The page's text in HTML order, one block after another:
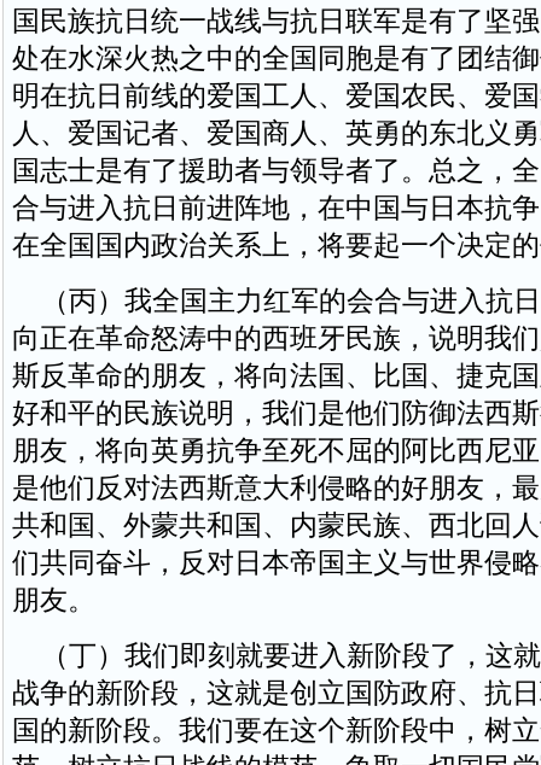
国民族抗日统一战线与抗日联军是有了坚
处在水深火热之中的全国同胞是有了团结
明在抗日前线的爱国工人、爱国农民、爱
人、爱国记者、爱国商人、英勇的东北义
国志士是有了援助者与领导者了。总之，
合与进入抗日前进阵地，在中国与日本抗
在全国国内政治关系上，将要起一个决定
（丙）我全国主力红军的会合与进入抗
向正在革命怒涛中的西班牙民族，说明我
斯反革命的朋友，将向法国、比国、捷克
好和平的民族说明，我们是他们防御法西
朋友，将向英勇抗争至死不屈的阿比西尼
是他们反对法西斯意大利侵略的好朋友，
共和国、外蒙共和国、内蒙民族、西北回
们共同奋斗，反对日本帝国主义与世界侵
朋友。
（丁）我们即刻就要进入新阶段了，这
战争的新阶段，这就是创立国防政府、抗
国的新阶段。我们要在这个新阶段中，树